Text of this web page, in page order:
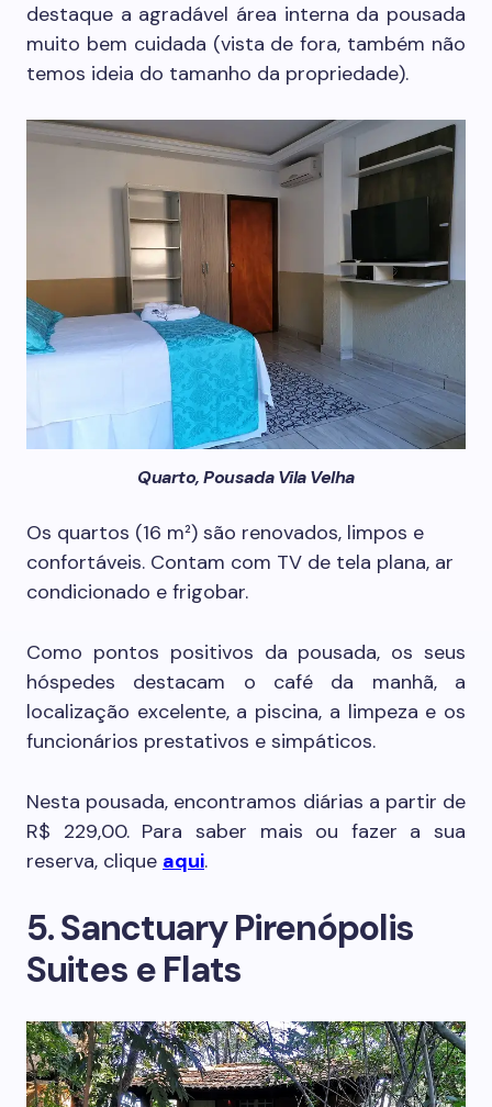
destaque a agradável área interna da pousada
muito bem cuidada (vista de fora, também não
temos ideia do tamanho da propriedade).
Quarto, Pousada Vila Velha
Os quartos (16 m²) são renovados, limpos e
confortáveis. Contam com TV de tela plana, ar
condicionado e frigobar.
Como pontos positivos da pousada, os seus
hóspedes destacam o café da manhã, a
localização excelente, a piscina, a limpeza e os
funcionários prestativos e simpáticos.
Nesta pousada, encontramos diárias a partir de
R$ 229,00. Para saber mais ou fazer a sua
reserva, clique aqui.
5. Sanctuary Pirenópolis
Suites e Flats